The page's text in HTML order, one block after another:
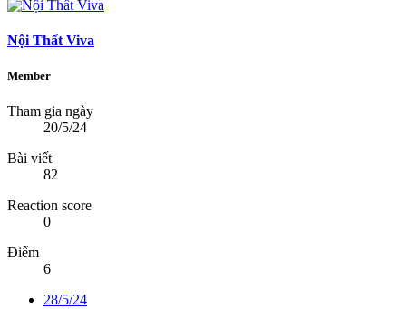
Nội Thất Viva
Member
Tham gia ngày
20/5/24
Bài viết
82
Reaction score
0
Điểm
6
28/5/24